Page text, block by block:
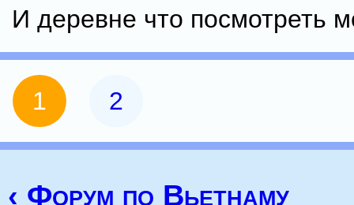
И деревне что посмотреть
1 2
‹ Форум по Вьетнаму